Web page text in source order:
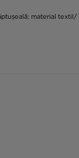
material